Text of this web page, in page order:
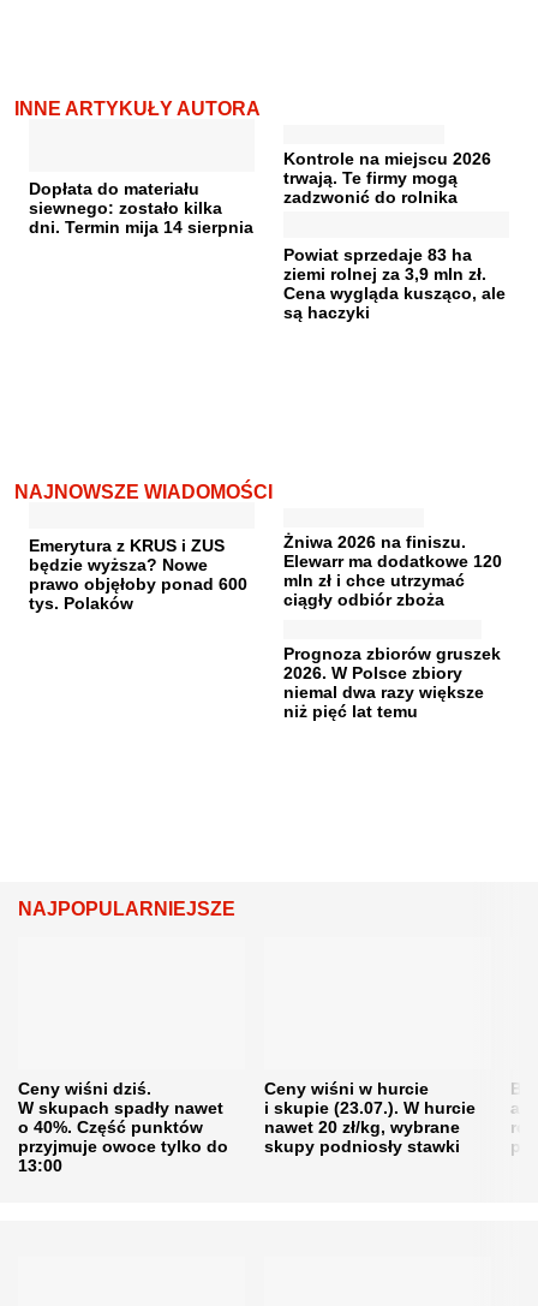
INNE ARTYKUŁY AUTORA
Dopłata do materiału
siewnego: zostało kilka
dni. Termin mija 14 sierpnia
Kontrole na miejscu 2026
trwają. Te firmy mogą
zadzwonić do rolnika
Powiat sprzedaje 83 ha
ziemi rolnej za 3,9 mln zł.
Cena wygląda kusząco, ale
są haczyki
NAJNOWSZE WIADOMOŚCI
Emerytura z KRUS i ZUS
będzie wyższa? Nowe
prawo objęłoby ponad 600
tys. Polaków
Żniwa 2026 na finiszu.
Elewarr ma dodatkowe 120
mln zł i chce utrzymać
ciągły odbiór zboża
Prognoza zbiorów gruszek
2026. W Polsce zbiory
niemal dwa razy większe
niż pięć lat temu
NAJPOPULARNIEJSZE
Ceny wiśni dziś.
W skupach spadły nawet
o 40%. Część punktów
przyjmuje owoce tylko do
13:00
Ceny wiśni w hurcie
i skupie (23.07.). W hurcie
nawet 20 zł/kg, wybrane
skupy podniosły stawki